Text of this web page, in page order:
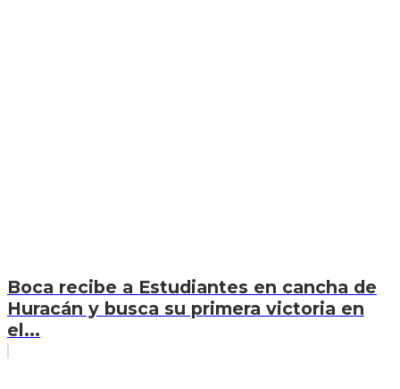
Boca recibe a Estudiantes en cancha de
Huracán y busca su primera victoria en
el...